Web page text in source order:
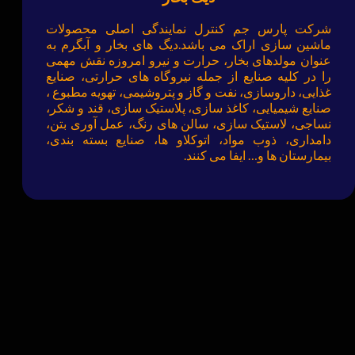
شرکت پارس جم کنترل نمایندگی اصلی محصولات
ماشین سازی اراک می باشد.دیگ های بخار و آبگرم به
عنوان مولدهای بخار، حرارت و نیرو امروزه نقش مهمی
را در کلیه صنایع از جمله نیروگاه های حرارتی، صنایع
غذایی، داروسازی، نفت و گاز و پتروشیمی، تهویه مطبوع ،
صنایع شیمیایی، کاغذ سازی، پلاستیک سازی، قند و شکر،
نساجی، لاستیک سازی، سالن های رنگ، عمل آوری بتن،
دامداری، ذوب مواد، اتوکلاو ها، صنایع بسته بندی،
بیمارستان ها و… ایفا می کنند.